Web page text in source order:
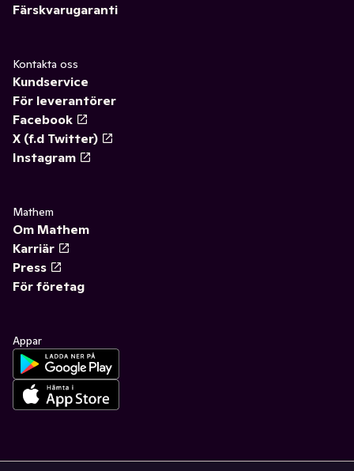
Färskvarugaranti
Kontakta oss
Kundservice
För leverantörer
Facebook
X (f.d Twitter)
Instagram
Mathem
Om Mathem
Karriär
Press
För företag
Appar